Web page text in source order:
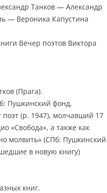
Танков — Александр
— Вероника Капустина
Вечер поэтов Виктора
(Прага).
Пушкинский фонд,
(р. 1947), молчавший 17
«Свобода», а также как
молвить» (СПб: Пушкинский
в новую книгу)
книг.